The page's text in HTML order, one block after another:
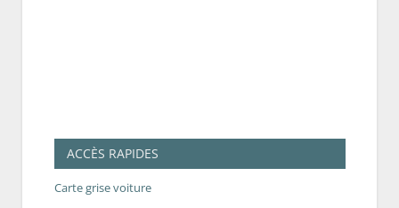
ACCÈS RAPIDES
Carte grise voiture